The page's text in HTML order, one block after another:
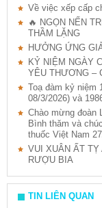
Về việc xếp cấp
🔥 NGỌN NẾN
THẦM LẶNG
HƯỞNG ỨNG
KỶ NIỆM NGÀY
YÊU THƯƠNG –
Toạ đàm kỷ niệm
08/3/2026) và
Chào mừng đoàn
Bình thăm và
thuốc Việt Nam
VUI XUÂN ẤT TỴ
RƯỢU BIA
TIN LIÊN QUAN